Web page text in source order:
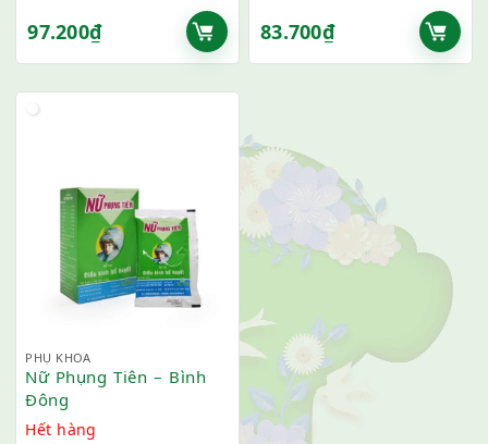
97.200₫ 83.700₫
PHỤ KHOA
Nữ Phụng Tiên – Bình
Đông
Hết hàng